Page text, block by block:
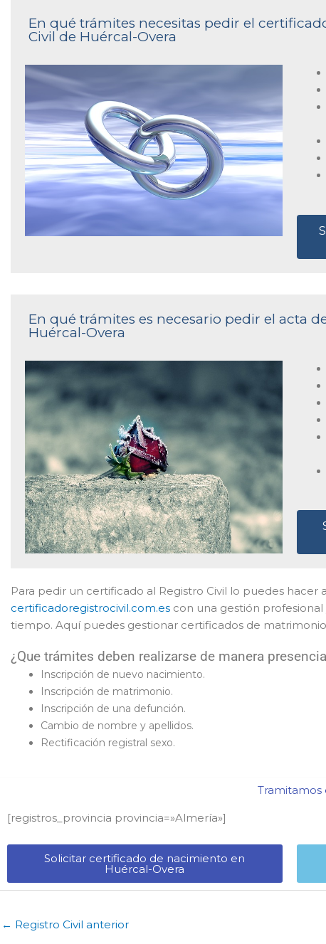
En qué trámites necesitas pedir el
Civil de Huércal-Overa
En qué trámites es necesario pedir el acta
Huércal-Overa
Para pedir un certificado al Registro Civil lo puedes hacer
certificadoregistrocivil.com.es con una gestión
tiempo. Aquí puedes gestionar certificados de
¿Que trámites deben realizarse de manera
Inscripción de nuevo nacimiento.
Inscripción de matrimonio.
Inscripción de una defunción.
Cambio de nombre y apellidos.
Rectificación registral sexo.
Tramitamos
[registros_provincia provincia=»Almería​»]
Solicitar certificado de nacimiento en
Huércal-Overa​
← Registro Civil anterior